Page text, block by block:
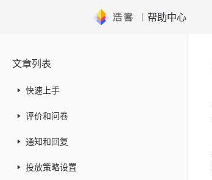
帮助中心
文章列表
快速上手
评价和问卷
通知和回复
投放策略设置